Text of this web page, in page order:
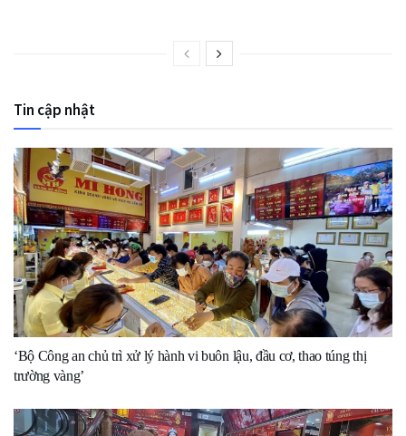
Tin cập nhật
‘Bộ Công an chủ trì xử lý hành vi buôn lậu, đầu cơ, thao túng thị
trường vàng’